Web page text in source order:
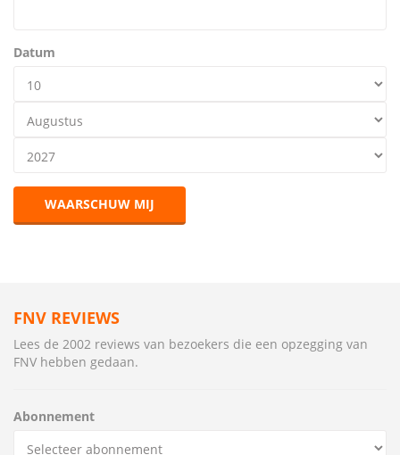
Datum
WAARSCHUW MIJ
FNV REVIEWS
Lees de 2002 reviews van bezoekers die een opzegging van
FNV hebben gedaan.
Abonnement